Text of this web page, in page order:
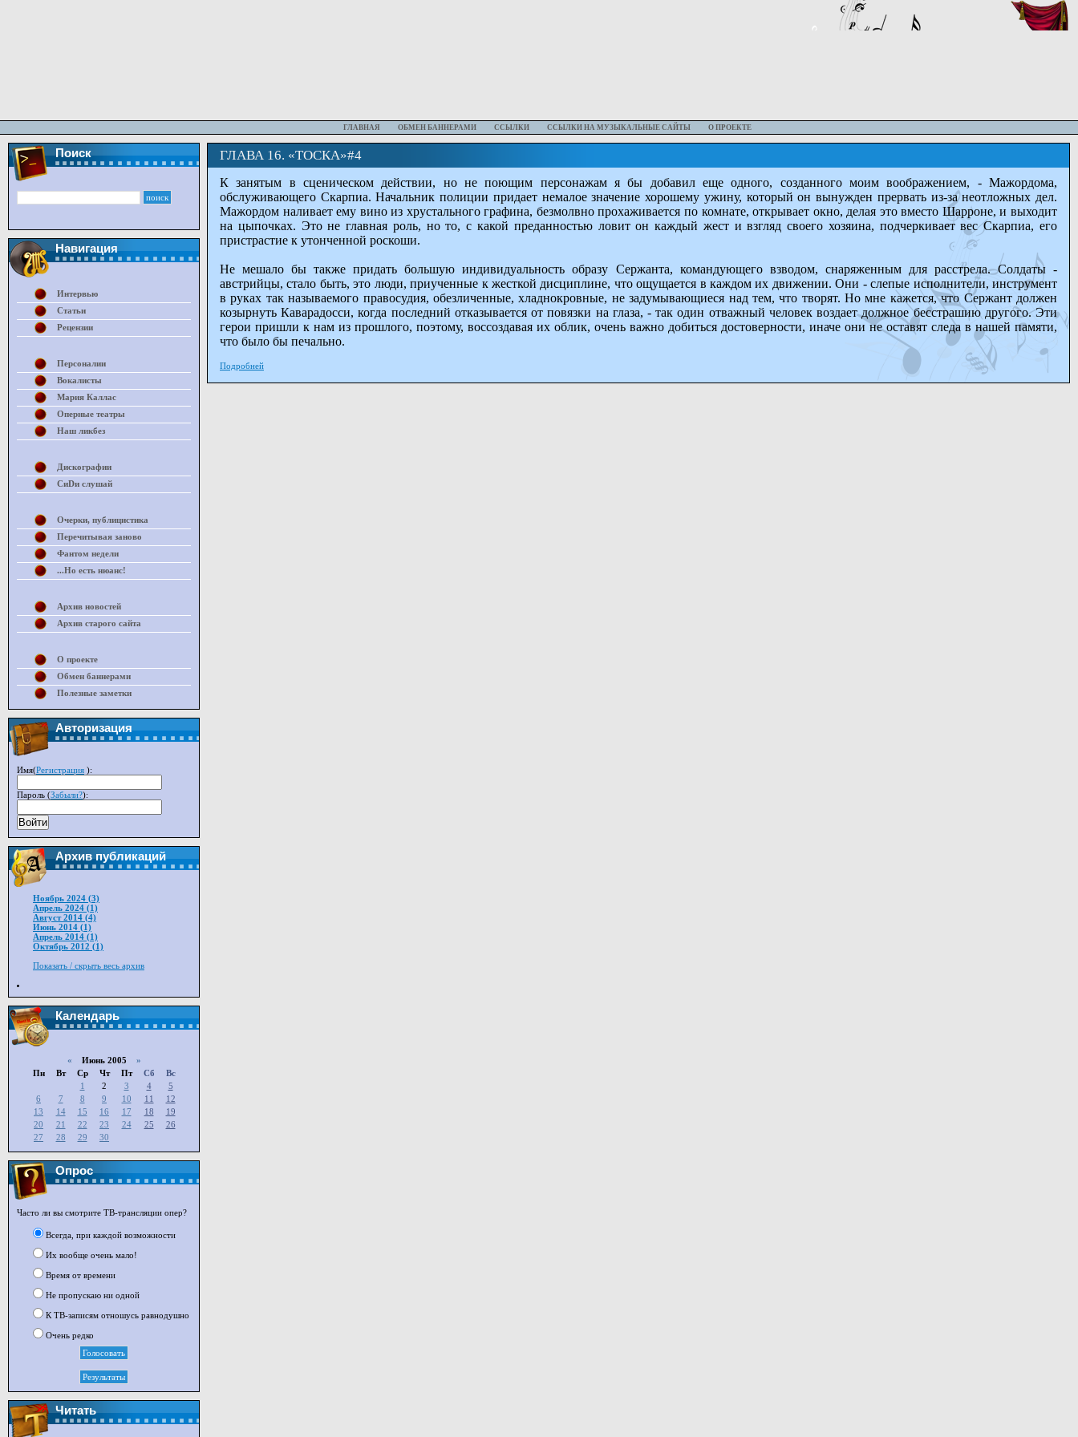
ГЛАВНАЯ ОБМЕН БАННЕРАМИ ССЫЛКИ ССЫЛКИ НА МУЗЫКАЛЬНЫЕ САЙТЫ О ПРОЕКТЕ
ГЛАВА 16. «ТОСКА»#4
К занятым в сценическом действии, но не поющим персонажам я бы добавил еще одного, созданного моим воображением, - Мажордома,
обслуживающего Скарпиа. Начальник полиции придает немалое значение хорошему ужину, который он вынужден прервать из-за неотложных дел.
Мажордом наливает ему вино из хрустального графина, безмолвно прохаживается по комнате, открывает окно, делая это вместо Шарроне, и выходит
на цыпочках. Это не главная роль, но то, с какой преданностью ловит он каждый жест и взгляд своего хозяина, подчеркивает вес Скарпиа, его
пристрастие к утонченной роскоши.
Не мешало бы также придать большую индивидуальность образу Сержанта, командующего взводом, снаряженным для расстрела. Солдаты -
австрийцы, стало быть, это люди, приученные к жесткой дисциплине, что ощущается в каждом их движении. Они - слепые исполнители, инструмент
в руках так называемого правосудия, обезличенные, хладнокровные, не задумывающиеся над тем, что творят. Но мне кажется, что Сержант должен
козырнуть Каварадосси, когда последний отказывается от повязки на глаза, - так один отважный человек воздает должное бесстрашию другого. Эти
герои пришли к нам из прошлого, поэтому, воссоздавая их облик, очень важно добиться достоверности, иначе они не оставят следа в нашей памяти,
что было бы печально.
Подробней
Поиск
Навигация
Интервью
Статьи
Рецензии
Персоналии
Вокалисты
Мария Каллас
Оперные театры
Наш ликбез
Дискографии
СиDи слушай
Очерки, публицистика
Перечитывая заново
Фантом недели
...Но есть нюанс!
Архив новостей
Архив старого сайта
О проекте
Обмен баннерами
Полезные заметки
Авторизация
Имя(Регистрация ):
Пароль (Забыли?):
Войти
Архив публикаций
Ноябрь 2024 (3)
Апрель 2024 (1)
Август 2014 (4)
Июнь 2014 (1)
Апрель 2014 (1)
Октябрь 2012 (1)
Показать / скрыть весь архив
Календарь
« Июнь 2005 »
Пн
Вт Ср Чт Пт Сб
Вс
1
2 3 4
5
6
7 8 9 10 11
12
13
14 15 16 17 18
19
20
21 22 23 24 25
26
27
28 29 30
Опрос
Часто ли вы смотрите ТВ-трансляции опер?
Всегда, при каждой возможности
Их вообще очень мало!
Время от времени
Не пропускаю ни одной
К ТВ-записям отношусь равнодушно
Очень редко
Читать